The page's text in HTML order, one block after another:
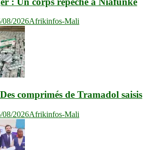
08/2026Afrikinfos-Mali
comprimés de Tramadol saisis
08/2026Afrikinfos-Mali